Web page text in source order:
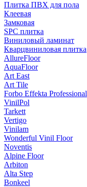
Плитка ПВХ для пола
Клеевая
Замковая
SPC плитка
Виниловый ламинат
Кварцвиниловая плитка
AllureFloor
AquaFloor
Art East
Art Tile
Forbo Effekta Professional
VinilPol
Tarkett
Vertigo
Vinilam
Wonderful Vinil Floor
Noventis
Alpine Floor
Arbiton
Alta Step
Bonkeel